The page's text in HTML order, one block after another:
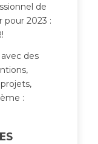
de
pour 2023 :
des
: